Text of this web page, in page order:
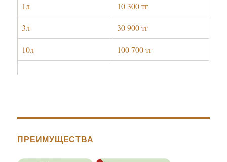
1л 10 300 тг
3л 30 900 тг
10л 100 700 тг
ПРЕИМУЩЕСТВА